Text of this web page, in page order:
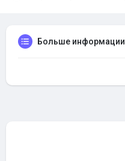
Больше информации